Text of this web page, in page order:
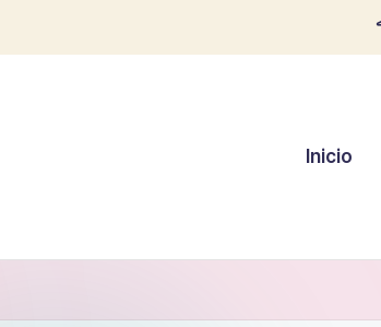
Inicio